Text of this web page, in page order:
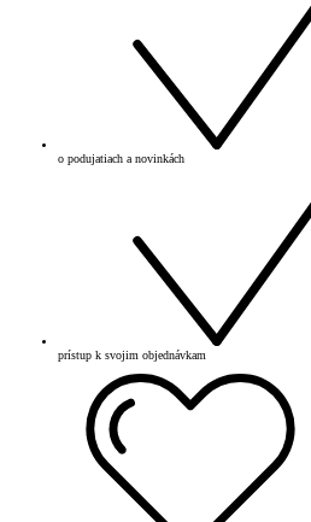
o podujatiach a novinkách
prístup k svojim objednávkam